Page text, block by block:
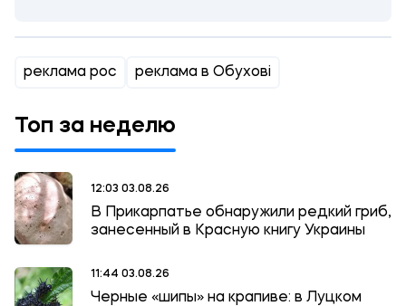
реклама рос реклама в Обухові
Топ за неделю
12:03 03.08.26
В Прикарпатье обнаружили редкий гриб,
занесенный в Красную книгу Украины
11:44 03.08.26
Черные «шипы» на крапиве: в Луцком